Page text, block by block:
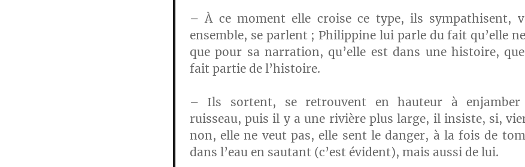
– À ce moment elle croise ce type, ils sympathisent,
ensemble, se parlent ; Philippine lui parle du fait qu’elle
que pour sa narration, qu’elle est dans une histoire,
fait partie de l’histoire.
– Ils sortent, se retrouvent en hauteur à
ruisseau, puis il y a une rivière plus large, il insiste, si,
non, elle ne veut pas, elle sent le danger, à la fois de
dans l’eau en sautant (c’est évident), mais aussi de lui.